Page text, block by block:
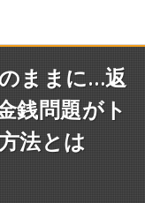
ままに…返
銭問題がト
法とは